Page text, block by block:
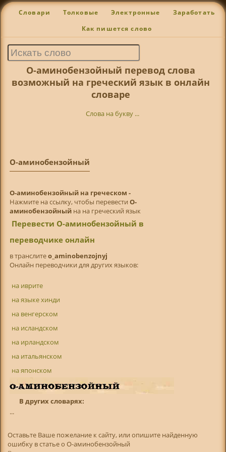
Словари Толковые Электронные Заработать
Как пишется слово
О-аминобензойный перевод слова
возможный на греческий язык в онлайн
словаре
Слова на букву ...
О-аминобензойный
О-аминобензойный на греческом -
Нажмите на ссылку, чтобы перевести О-
аминобензойныйна на греческий язык
Перевести О-аминобензойный в
переводчике онлайн
в транслитeo_aminobenzojnyj
Онлайн переводчики для других языков:
на иврите
на языке хинди
на венгерском
на исландском
на ирландском
на итальянском
на японском
В других словарях:
...
Оставьте Ваше пожелание к сайту, или опишите найденную
ошибку в статье о О-аминобензойный